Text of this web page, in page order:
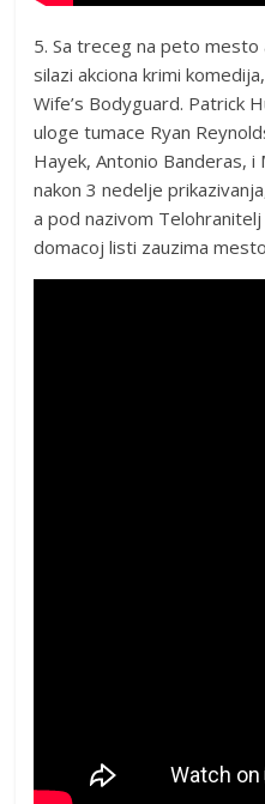
5. Sa treceg na peto
silazi akciona krimi
Wife’s Bodyguard. Patrick
uloge tumace Ryan
Hayek, Antonio Banderas, i
nakon 3 nedelje
a pod nazivom
domacoj listi zauzima